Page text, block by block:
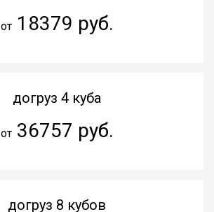
от18379 руб.
догруз 4 куба
от36757 руб.
догруз 8 кубов